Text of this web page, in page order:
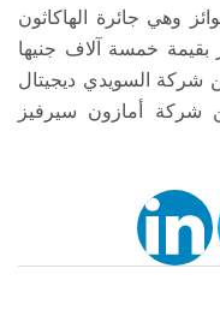
وهي جائرة الهاكاثون
بقيمة خمسة آلاف جنيها
شركة السويدي ديجيتال
أمازون سيرفيز